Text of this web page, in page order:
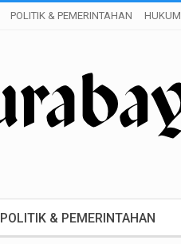
POLITIK & PEMERINTAHAN HUKUM
POLITIK & PEMERINTAHAN